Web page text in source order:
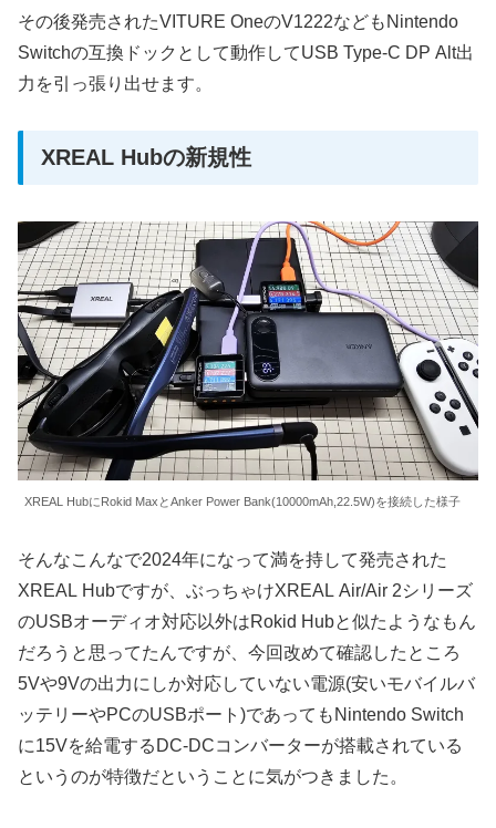
その後発売されたVITURE OneのV1222などもNintendo
Switchの互換ドックとして動作してUSB Type-C DP Alt出
力を引っ張り出せます。
XREAL Hubの新規性
XREAL HubにRokid MaxとAnker Power Bank(10000mAh,22.5W)を接続した様子
そんなこんなで2024年になって満を持して発売された
XREAL Hubですが、ぶっちゃけXREAL Air/Air 2シリーズ
のUSBオーディオ対応以外はRokid Hubと似たようなもん
だろうと思ってたんですが、今回改めて確認したところ
5Vや9Vの出力にしか対応していない電源(安いモバイルバ
ッテリーやPCのUSBポート)であってもNintendo Switch
に15Vを給電するDC-DCコンバーターが搭載されている
というのが特徴だということに気がつきました。